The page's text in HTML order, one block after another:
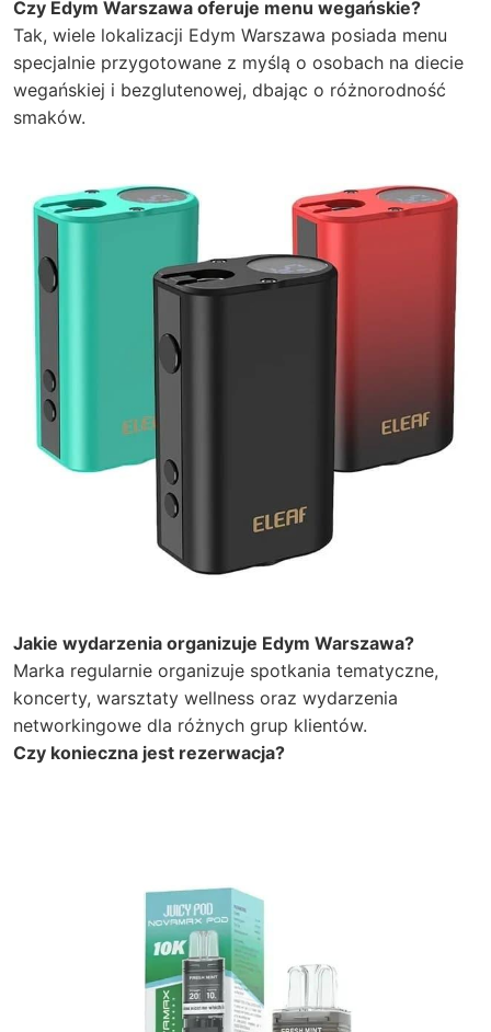
Czy Edym Warszawa oferuje menu wegańskie?
Tak, wiele lokalizacji Edym Warszawa posiada menu
specjalnie przygotowane z myślą o osobach na diecie
wegańskiej i bezglutenowej, dbając o różnorodność
smaków.
Jakie wydarzenia organizuje Edym Warszawa?
Marka regularnie organizuje spotkania tematyczne,
koncerty, warsztaty wellness oraz wydarzenia
networkingowe dla różnych grup klientów.
Czy konieczna jest rezerwacja?